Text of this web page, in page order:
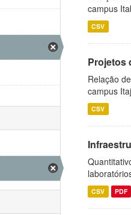
campus
CSV
Projetos
Relação
campus
CSV
CSV PDF